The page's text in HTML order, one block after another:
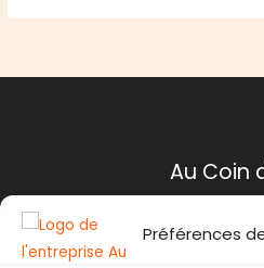
Préférences
Au Coin
Mentions